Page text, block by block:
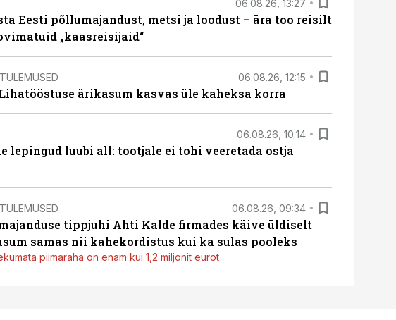
06.08.26, 13:27
Eesti põllumajandust, metsi ja loodust – ära too reisilt
„kaasreisijaid“
06.08.26, 12:15
ärikasum kasvas üle kaheksa korra
06.08.26, 10:14
lepingud luubi all: tootjale ei tohi veeretada ostja
06.08.26, 09:34
tippjuhi Ahti Kalde firmades käive üldiselt
samas nii kahekordistus kui ka sulas pooleks
piimaraha on enam kui 1,2 miljonit eurot